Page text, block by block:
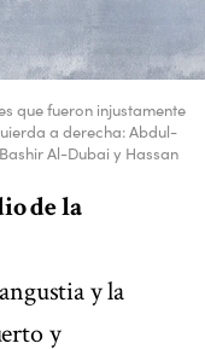
que fueron injustamente
a derecha: Abdul-
Al-Dubai y Hassan
de la
y la
y